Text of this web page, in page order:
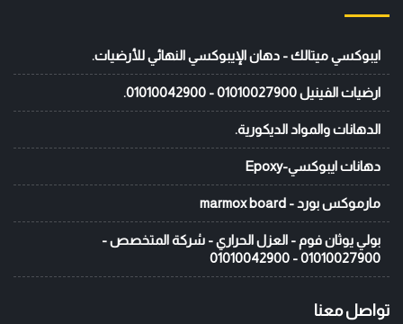
ايبوكسي ميتالك - دهان الإيبوكسي النهائي للأرضيات.
ارضيات الفينيل 01010027900 - 01010042900.
الدهانات والمواد الديكورية.
دهانات ايبوكسي-Epoxy
مارموكس بورد - marmox board
بولي يوثان فوم - العزل الحراري - شركة المتخصص -
01010027900 - 01010042900
تواصل معنا